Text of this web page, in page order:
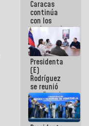
Caracas
continúa
con los
trabajos de
mantenimiento
e inspección
en la Línea 2
Presidenta
(E)
Rodríguez
se reunió
con Estado
Mayor
Eléctrico
para